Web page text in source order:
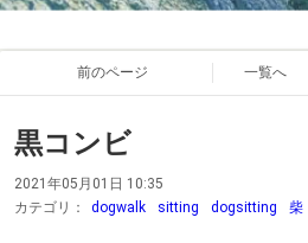
前のページ 一覧へ
黒コンビ
2021年05月01日 10:35
カテゴリ：
dogwalk sitting dogsitting 柴